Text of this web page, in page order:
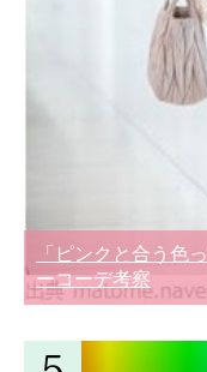
「ピンクと合う色
ーコーデ考察